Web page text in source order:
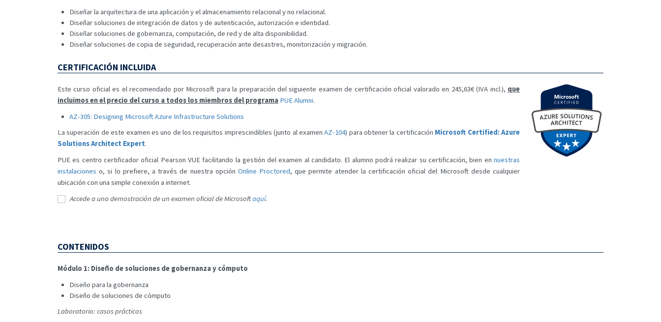
Diseñar la arquitectura de una aplicación y el almacenamiento relacional y no relacional.
Diseñar soluciones de integración de datos y de autenticación, autorización e identidad.
Diseñar soluciones de gobernanza, computación, de red y de alta disponibilidad.
Diseñar soluciones de copia de seguridad, recuperación ante desastres, monitorización y migración.
CERTIFICACIÓN INCLUIDA
Este curso oficial es el recomendado por Microsoft para la preparación del siguiente examen de certificación oficial valorado en 245,63€ (IVA incl.), que
incluimos en el precio del curso a todos los miembros del programa PUE Alumni.
AZ-305: Designing Microsoft Azure Infrastructure Solutions
La superación de este examen es uno de los requisitos imprescindibles (junto al examenAZ-104) para obtener la certificación Microsoft Certified: Azure
Solutions Architect Expert.
PUE es centro certificador oficial Pearson VUE facilitando la gestión del examen al candidato. El alumno podrá realizar su certificación, bien en nuestras
instalaciones o, si lo prefiere, a través de nuestra opción Online Proctored, que permite atender la certificación oficial del Microsoft desde cualquier
ubicación con una simple conexión a internet.
Accede a una demostración de un examen oficial de Microsoftaquí.
CONTENIDOS
Módulo 1: Diseño de soluciones de gobernanza y cómputo
Diseño para la gobernanza
Diseño de soluciones de cómputo
Laboratorio: casos prácticos